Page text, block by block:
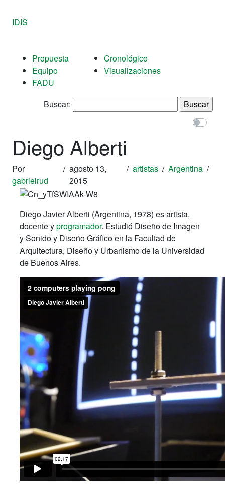
IDIS
Propuesta
Equipo
FADU
Cronológico
Visualizaciones
Buscar:
Diego Alberti
Por
gabrielrud
/ agosto 13,
2015
/ artistas / Argentina /
Diego Javier Alberti (Argentina, 1978) es artista,
docente yprogramador. Estudió Diseño de Imagen
y Sonido y Diseño Gráfico en la Facultad de
Arquitectura, Diseño y Urbanismo de la Universidad
de Buenos Aires.